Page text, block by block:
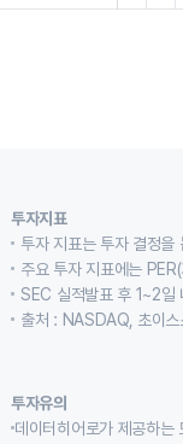
투자지표
투자 지표는 투자 결정을
주요 투자 지표에는
SEC 실적발표 후 1~2일
출처 : NASDAQ, 초이스
투자유의
데이터히어로가 제공하는